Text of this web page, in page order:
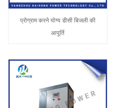
प्रोग्राम करने योग्य डीसी बिजली की
आपूर्ति